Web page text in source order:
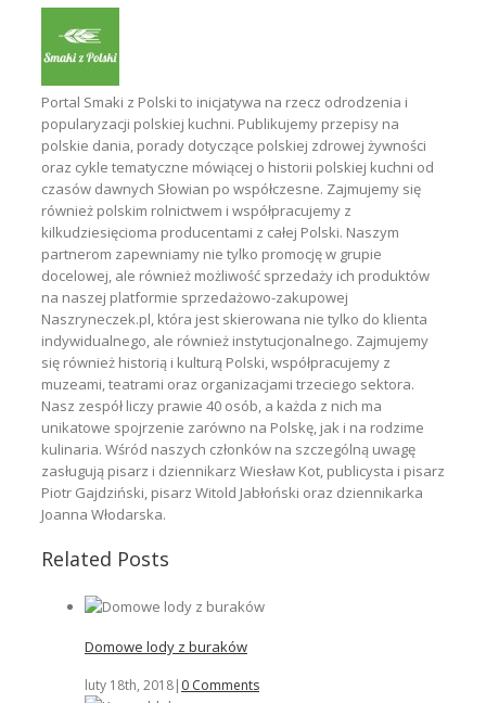
Portal Smaki z Polski to inicjatywa na rzecz odrodzenia i
popularyzacji polskiej kuchni. Publikujemy przepisy na
polskie dania, porady dotyczące polskiej zdrowej żywności
oraz cykle tematyczne mówiącej o historii polskiej kuchni od
czasów dawnych Słowian po współczesne. Zajmujemy się
również polskim rolnictwem i współpracujemy z
kilkudziesięcioma producentami z całej Polski. Naszym
partnerom zapewniamy nie tylko promocję w grupie
docelowej, ale również możliwość sprzedaży ich produktów
na naszej platformie sprzedażowo-zakupowej
Naszryneczek.pl, która jest skierowana nie tylko do klienta
indywidualnego, ale również instytucjonalnego. Zajmujemy
się również historią i kulturą Polski, współpracujemy z
muzeami, teatrami oraz organizacjami trzeciego sektora.
Nasz zespół liczy prawie 40 osób, a każda z nich ma
unikatowe spojrzenie zarówno na Polskę, jak i na rodzime
kulinaria. Wśród naszych członków na szczególną uwagę
zasługują pisarz i dziennikarz Wiesław Kot, publicysta i pisarz
Piotr Gajdziński, pisarz Witold Jabłoński oraz dziennikarka
Joanna Włodarska.
Related Posts
Domowe lody z buraków
luty 18th, 2018 0 Comments